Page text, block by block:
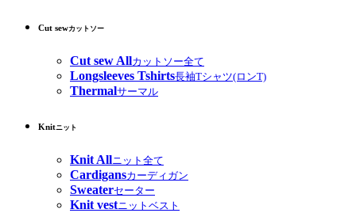
Cut sewカットソー
Cut sew Allカットソー全て
Longsleeves Tshirts長袖Tシャツ(ロンT)
Thermalサーマル
Knitニット
Knit Allニット全て
Cardigansカーディガン
Sweaterセーター
Knit vestニットベスト